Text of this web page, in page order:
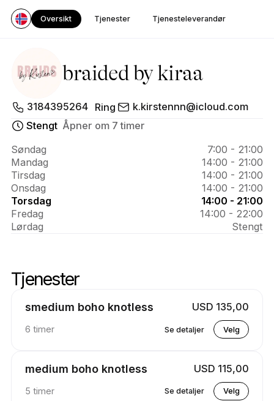
Oversikt Tjenester Tjenesteleverandør
braided by kiraa
Om
braided
by kiraa
3184395264 Ring
k.kirstennn@icloud.com
Stengt Åpner om 7 timer
Søndag
7:00 - 21:00
Mandag
14:00 - 21:00
Tirsdag
14:00 - 21:00
Onsdag
14:00 - 21:00
Torsdag
14:00 - 21:00
Fredag
14:00 - 22:00
Lørdag
Stengt
Tjenester
smedium boho knotless USD 135,00
6 timer Se detaljer Velg
medium boho knotless USD 115,00
5 timer Se detaljer Velg